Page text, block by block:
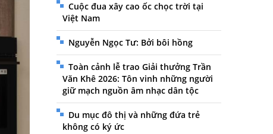
Cuộc đua xây cao ốc chọc trời tại
Việt Nam
Nguyễn Ngọc Tư: Bởi bôi hồng
Toàn cảnh lễ trao Giải thưởng Trần
Văn Khê 2026: Tôn vinh những người
giữ mạch nguồn âm nhạc dân tộc
Du mục đô thị và những đứa trẻ
không có ký ức